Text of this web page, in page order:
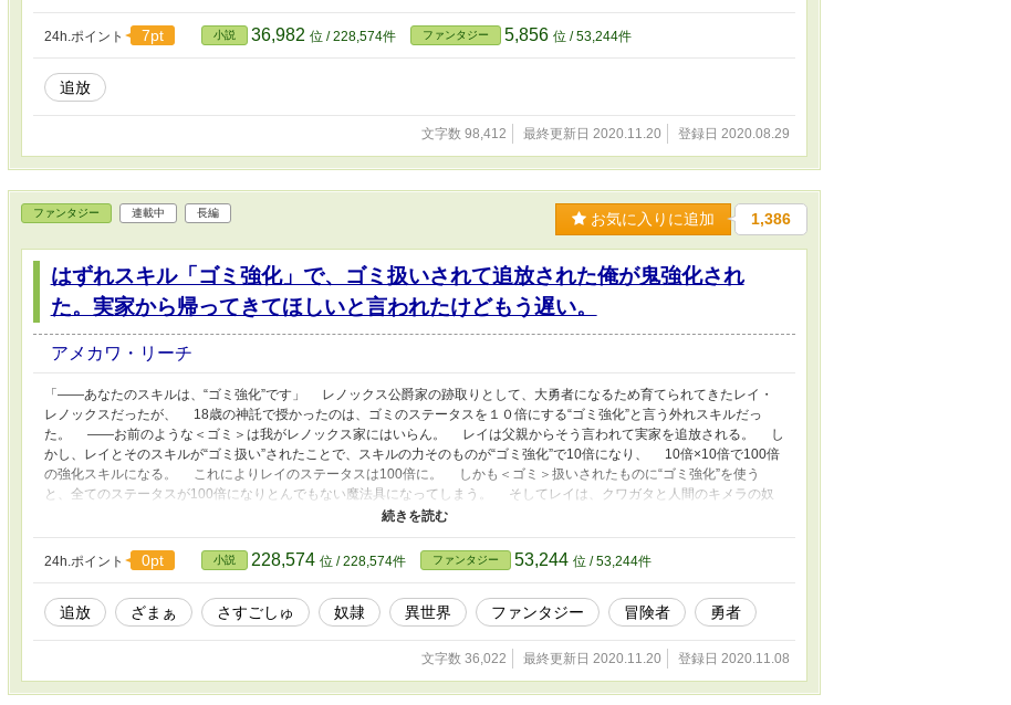
24h.ポイント 7pt 小説 36,982 位 / 228,574件 ファンタジー 5,856 位 / 53,244件
追放
文字数 98,412 最終更新日 2020.11.20 登録日 2020.08.29
ファンタジー 連載中 長編 お気に入りに追加 1,386
はずれスキル「ゴミ強化」で、ゴミ扱いされて追放された俺が鬼強化され
た。実家から帰ってきてほしいと言われたけどもう遅い。
アメカワ・リーチ
「――あなたのスキルは、“ゴミ強化”です」 レノックス公爵家の跡取りとして、大勇者になるため育てられてきたレイ・
レノックスだったが、 18歳の神託で授かったのは、ゴミのステータスを１０倍にする“ゴミ強化”と言う外れスキルだっ
た。 ――お前のような＜ゴミ＞は我がレノックス家にはいらん。 レイは父親からそう言われて実家を追放される。 し
かし、レイとそのスキルが“ゴミ扱い”されたことで、スキルの力そのものが“ゴミ強化”で10倍になり、 10倍×10倍で100倍
の強化スキルになる。 これによりレイのステータスは100倍に。 しかも＜ゴミ＞扱いされたものに“ゴミ強化”を使う
と、全てのステータスが100倍になりとんでもない魔法具になってしまう。 そしてレイは、クワガタと人間のキメラの奴
隷少女、淫乱すぎてゴミ扱いされた聖女とパーティーを組み、 気がつけば大勇者への道を駆け上がっていた。 一方、レ
ノックス家を継いだのは、“神聖剣”のレアスキルを手に入れた異母弟のグラッブだったが、 努力もせず才能もない彼が後
継者になったことで、レノックス家は没落していくことになる。
24h.ポイント 0pt 小説 228,574 位 / 228,574件 ファンタジー 53,244 位 / 53,244件
追放 ざまぁ さすごしゅ 奴隷 異世界 ファンタジー 冒険者 勇者
文字数 36,022 最終更新日 2020.11.20 登録日 2020.11.08